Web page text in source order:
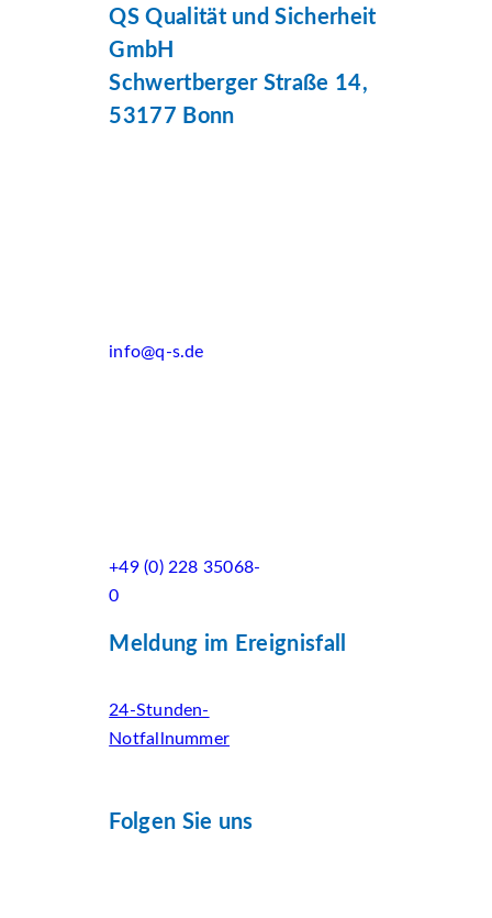
QS Qualität und Sicherheit
GmbH
Schwertberger Straße 14,
53177 Bonn
info@q-s.de
+49 (0) 228 35068-
0
Meldung im Ereignisfall
24-Stunden-
Notfallnummer
Folgen Sie uns